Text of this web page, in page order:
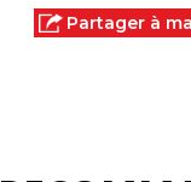
Partager à